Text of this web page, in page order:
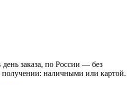
заказа, по России — без
наличными или картой.